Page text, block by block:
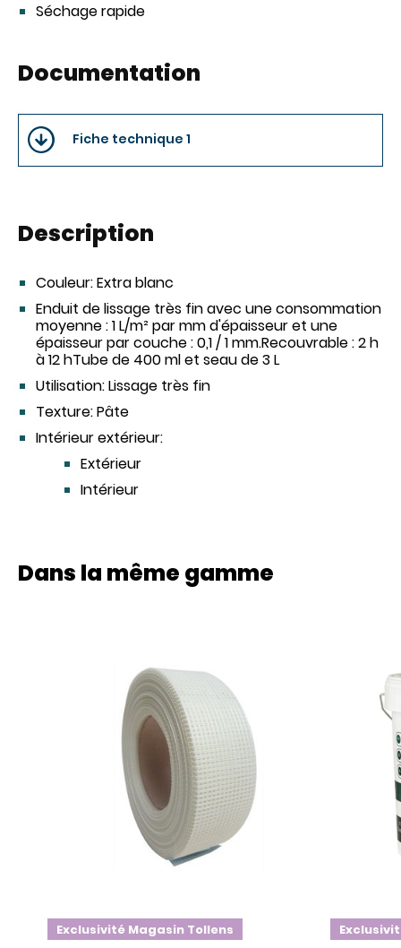
Séchage rapide
Description
Couleur:Extra blanc
Enduit de lissage très fin avec une consommation
moyenne : 1 L/m² par mm d'épaisseur et une
épaisseur par couche : 0,1 / 1 mm.Recouvrable : 2 h
à 12 hTube de 400 ml et seau de 3 L
Utilisation:Lissage très fin
Texture:Pâte
Intérieur extérieur:
Extérieur
Intérieur
Documentation
Fiche technique 1
Dans la même gamme
Exclusivité Magasin Tollens